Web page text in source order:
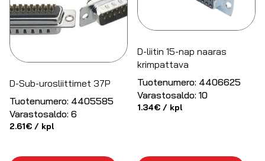
D-Sub-urosliittimet 37P
Tuotenumero: 4405585
Varastosaldo: 6
2.61€ / kpl
D-liitin 15-nap naaras
krimpattava
Tuotenumero: 4406625
Varastosaldo: 10
1.34€ / kpl